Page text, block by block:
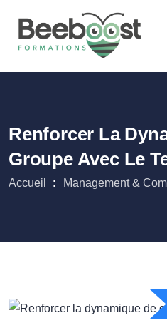
Renforcer La
Groupe Avec Le
Accueil Management &